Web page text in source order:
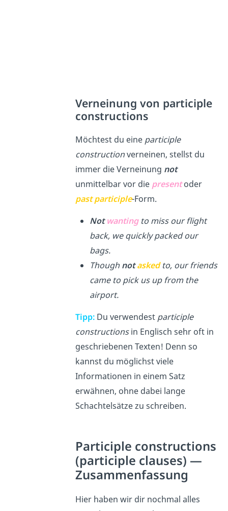
Verneinung von participle
constructions
Möchtest du eine participle
constructionverneinen, stellst du
immer die Verneinung not
unmittelbar vor die presentoder
past participle-Form.
Not wantingto miss our flight
back, we quickly packed our
bags.
Thoughnotaskedto, our friends
came to pick us up from the
airport.
Tipp:Du verwendest participle
constructionsin Englisch sehr oft in
geschriebenen Texten! Denn so
kannst du möglichst viele
Informationen in einem Satz
erwähnen, ohne dabei lange
Schachtelsätze zu schreiben.
Participle constructions
(participle clauses) —
Zusammenfassung
Hier haben wir dir nochmal alles